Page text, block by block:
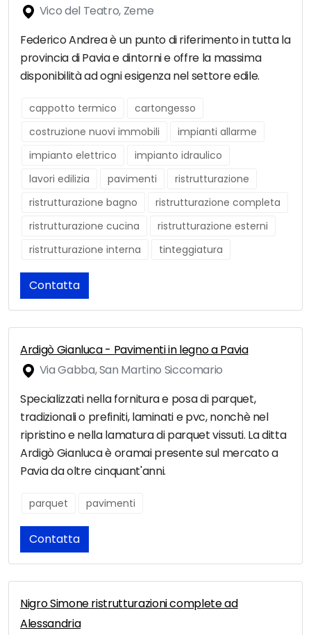
Vico del Teatro, Zeme
Federico Andrea è un punto di riferimento in tutta la
provincia di Pavia e dintorni e offre la massima
disponibilità ad ogni esigenza nel settore edile.
cappotto termico
cartongesso
costruzione nuovi immobili
impianti allarme
impianto elettrico
impianto idraulico
lavori edilizia
pavimenti
ristrutturazione
ristrutturazione bagno
ristrutturazione completa
ristrutturazione cucina
ristrutturazione esterni
ristrutturazione interna
tinteggiatura
Contatta
Ardigò Gianluca - Pavimenti in legno a Pavia
Via Gabba, San Martino Siccomario
Specializzati nella fornitura e posa di parquet,
tradizionali o prefiniti, laminati e pvc, nonchè nel
ripristino e nella lamatura di parquet vissuti. La ditta
Ardigò Gianluca è oramai presente sul mercato a
Pavia da oltre cinquant'anni.
parquet pavimenti
Contatta
Nigro Simone ristrutturazioni complete ad
Alessandria